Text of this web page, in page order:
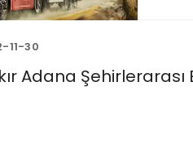
11-30
Adana Şehirlerarası